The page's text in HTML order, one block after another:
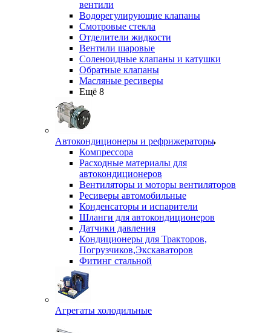
вентили
Водорегулирующие клапаны
Смотровые стекла
Отделители жидкости
Вентили шаровые
Соленоидные клапаны и катушки
Обратные клапаны
Масляные ресиверы
Ещё 8
Автокондиционеры и рефрижераторы
Компрессора
Расходные материалы для
автокондиционеров
Вентиляторы и моторы вентиляторов
Ресиверы автомобильные
Конденсаторы и испарители
Шланги для автокондиционеров
Датчики давления
Кондиционеры для Тракторов,
Погрузчиков,Экскаваторов
Фитинг стальной
Агрегаты холодильные